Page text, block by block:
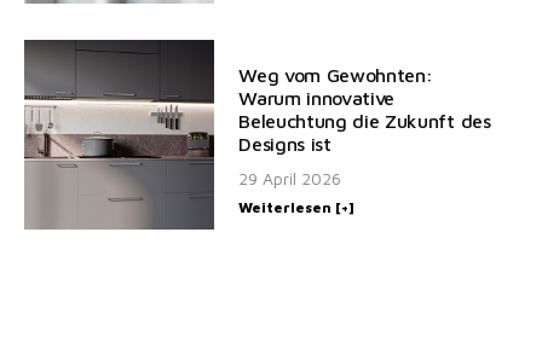
Weg vom Gewohnten:
Warum innovative
Beleuchtung die Zukunft des
Designs ist
29 April 2026
Weiterlesen [+]